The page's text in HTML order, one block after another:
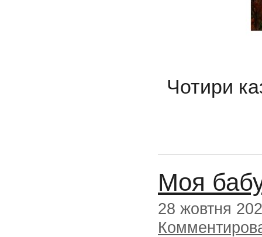
Чотири
Моя
28 жовтня